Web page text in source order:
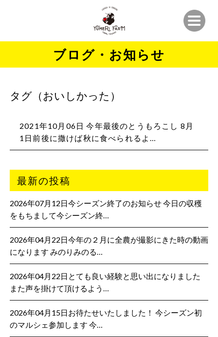
ブログ・お知らせ
タグ（おいしかった）
2021年10月06日 今年最後のとうもろこし 8月
1日前後に撒けば秋に食べられるよ…
最新の投稿
2026年07月12日今シーズン終了のお知らせ 今日の収穫
をもちまして今シーズン終…
2026年04月22日今年の２月に全農が撮影にきた時の動画
になります みのりみのる…
2026年04月22日とても良い経験と思い出になりました
また声を掛けて頂けるよう…
2026年04月15日お待たせいたしました！ 今シーズン初
のマルシェ参加します 今…